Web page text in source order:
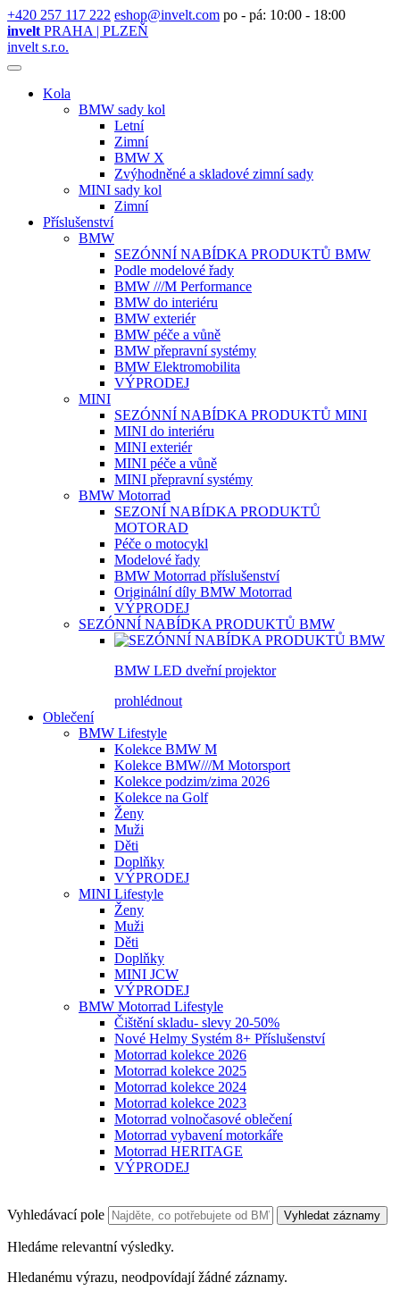
+420 257 117 222 eshop@invelt.com po - pá: 10:00 - 18:00
invelt PRAHA | PLZEŇ
invelt s.r.o.
Kola
BMW sady kol
Letní
Zimní
BMW X
Zvýhodněné a skladové zimní sady
MINI sady kol
Zimní
Příslušenství
BMW
SEZÓNNÍ NABÍDKA PRODUKTŮ BMW
Podle modelové řady
BMW ///M Performance
BMW do interiéru
BMW exteriér
BMW péče a vůně
BMW přepravní systémy
BMW Elektromobilita
VÝPRODEJ
MINI
SEZÓNNÍ NABÍDKA PRODUKTŮ MINI
MINI do interiéru
MINI exteriér
MINI péče a vůně
MINI přepravní systémy
BMW Motorrad
SEZONÍ NABÍDKA PRODUKTŮ
MOTORAD
Péče o motocykl
Modelové řady
BMW Motorrad příslušenství
Originální díly BMW Motorrad
VÝPRODEJ
SEZÓNNÍ NABÍDKA PRODUKTŮ BMW
BMW LED dveřní projektor
prohlédnout
Oblečení
BMW Lifestyle
Kolekce BMW M
Kolekce BMW///M Motorsport
Kolekce podzim/zima 2026
Kolekce na Golf
Ženy
Muži
Děti
Doplňky
VÝPRODEJ
MINI Lifestyle
Ženy
Muži
Děti
Doplňky
MINI JCW
VÝPRODEJ
BMW Motorrad Lifestyle
Čištění skladu- slevy 20-50%
Nové Helmy Systém 8+ Příslušenství
Motorrad kolekce 2026
Motorrad kolekce 2025
Motorrad kolekce 2024
Motorrad kolekce 2023
Motorrad volnočasové oblečení
Motorrad vybavení motorkáře
Motorrad HERITAGE
VÝPRODEJ
Vyhledávací pole Vyhledat záznamy
Hledáme relevantní výsledky.
Hledanému výrazu, neodpovídají žádné záznamy.